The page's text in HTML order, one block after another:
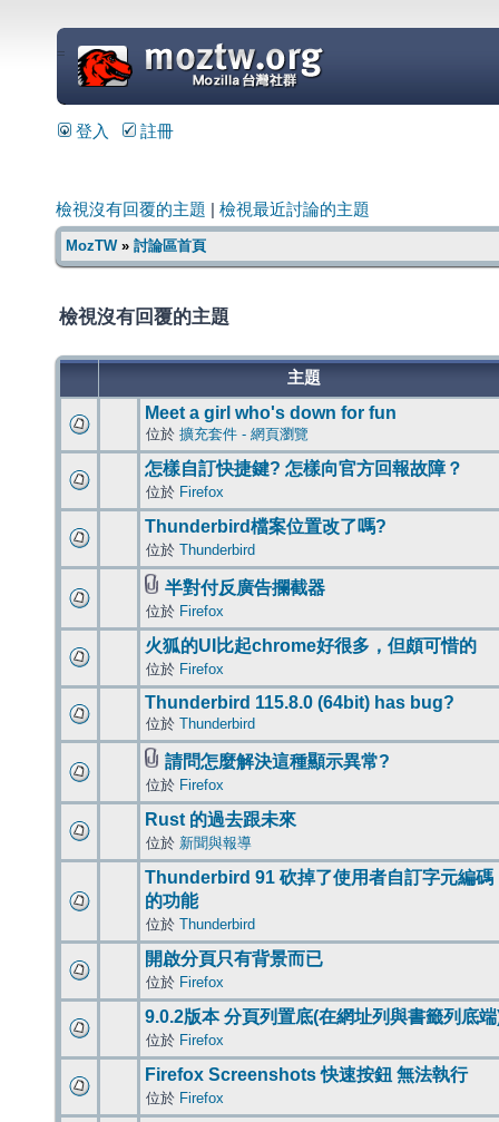
=
登入 註冊
檢視沒有回覆的主題 檢視最近討論的主題
MozTW» 討論區首頁
檢視沒有回覆的主題
主題
Meet a girl who's down for fun
位於 擴充套件 - 網頁瀏覽
怎樣自訂快捷鍵? 怎樣向官方回報故障？
位於 Firefox
Thunderbird檔案位置改了嗎?
位於 Thunderbird
半對付反廣告攔截器
位於 Firefox
火狐的UI比起chrome好很多，但頗可惜的
位於 Firefox
Thunderbird 115.8.0 (64bit) has bug?
位於 Thunderbird
請問怎麼解決這種顯示異常?
位於 Firefox
Rust 的過去跟未來
位於 新聞與報導
Thunderbird 91 砍掉了使用者自訂字元編碼
的功能
位於 Thunderbird
開啟分頁只有背景而已
位於 Firefox
9.0.2版本 分頁列置底(在網址列與書籤列底
位於 Firefox
Firefox Screenshots 快速按鈕 無法執行
位於 Firefox